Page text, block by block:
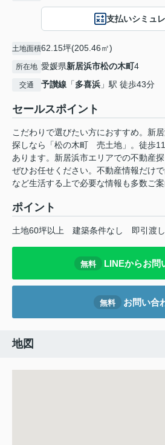
支払いシミュ
土地面積62.15坪(205.46㎡)
所在地 愛媛県新居浜市松の木町4
交通 予讃線 「多喜浜 」駅 徒歩43分
セールスポイント
こだわりで選びたい方におすすめ。新
探しなら「松の木町 売土地」。徒歩
あります。新居浜市エリアでの不動産
ぜひお任せください。不動産情報だけ
など生活する上で必要な情報も多数ご案
ポイント
土地60坪以上 建築条件なし 即引渡
無料 LINEからお問
無料 お問い合
地図